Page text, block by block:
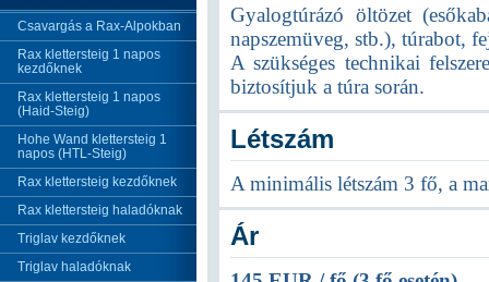
Csavargás a Rax-Alpokban
Rax klettersteig 1 napos
kezdőknek
Rax klettersteig 1 napos
(Haid-Steig)
Hohe Wand klettersteig 1
napos (HTL-Steig)
Rax klettersteig kezdőknek
Rax klettersteig haladóknak
Triglav kezdőknek
Triglav haladóknak
Gyalogtúrázó öltözet
napszemüveg, stb.), túrabot,
A szükséges technikai
biztosítjuk a túra során.
Létszám
A minimális létszám 3 fő, a
Ár